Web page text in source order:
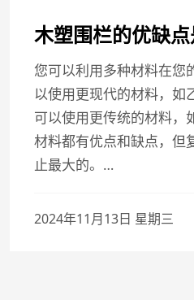
木塑围栏的优缺点
您可以利用多种材料在您
以使用更现代的材料，如
可以使用更传统的材料，
材料都有优点和缺点，但
止最大的。…
2024年11月13日 星期三